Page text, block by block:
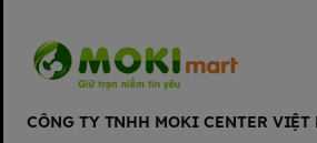
CÔNG TY TNHH MOKI CENTER VIỆT